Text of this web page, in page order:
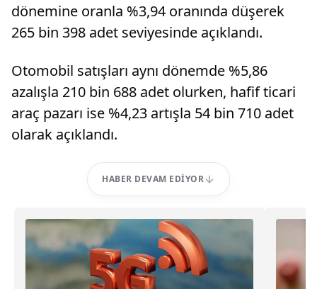
dönemine oranla %3,94 oranında düşerek
265 bin 398 adet seviyesinde açıklandı.
Otomobil satışları aynı dönemde %5,86
azalışla 210 bin 688 adet olurken, hafif ticari
araç pazarı ise %4,23 artışla 54 bin 710 adet
olarak açıklandı.
HABER DEVAM EDIYOR